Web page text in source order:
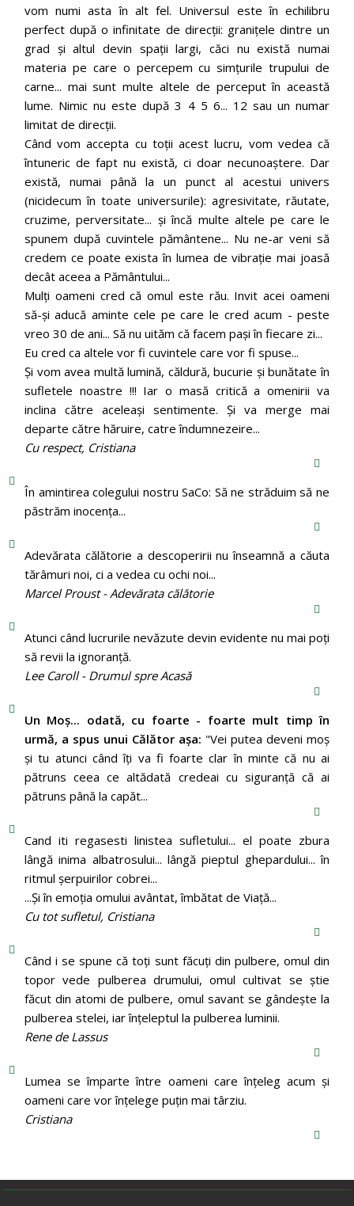
vom numi asta în alt fel. Universul este în echilibru
perfect după o infinitate de direcții: granițele dintre un
grad și altul devin spații largi, căci nu există numai
materia pe care o percepem cu simțurile trupului de
carne... mai sunt multe altele de perceput în această
lume. Nimic nu este după 3 4 5 6... 12 sau un numar
limitat de direcții.
Când vom accepta cu toții acest lucru, vom vedea că
întuneric de fapt nu există, ci doar necunoaștere. Dar
există, numai până la un punct al acestui univers
(nicidecum în toate universurile): agresivitate, răutate,
cruzime, perversitate... și încă multe altele pe care le
spunem după cuvintele pământene... Nu ne-ar veni să
credem ce poate exista în lumea de vibrație mai joasă
decât aceea a Pământului...
Mulți oameni cred că omul este rău. Invit acei oameni
să-și aducă aminte cele pe care le cred acum - peste
vreo 30 de ani... Să nu uităm că facem pași în fiecare zi...
Eu cred ca altele vor fi cuvintele care vor fi spuse...
Și vom avea multă lumină, căldură, bucurie și bunătate în
sufletele noastre !!! Iar o masă critică a omenirii va
inclina către aceleași sentimente. Și va merge mai
departe către hăruire, catre îndumnezeire...
Cu respect, Cristiana
În amintirea colegului nostru SaCo: Să ne străduim să ne
păstrăm inocenţa...
Adevărata călătorie a descoperirii nu înseamnă a căuta
tărâmuri noi, ci a vedea cu ochi noi...
Marcel Proust - Adevărata călătorie
Atunci când lucrurile nevăzute devin evidente nu mai poți
să revii la ignoranță.
Lee Caroll - Drumul spre Acasă
Un Moş... odată, cu foarte - foarte mult timp în
urmă, a spus unui Călător aşa: "Vei putea deveni moş
şi tu atunci când îţi va fi foarte clar în minte că nu ai
pătruns ceea ce altădată credeai cu siguranţă că ai
pătruns până la capăt...
Cand iti regasesti linistea sufletului... el poate zbura
lângă inima albatrosului... lângă pieptul ghepardului... în
ritmul şerpuirilor cobrei...
...Şi în emoţia omului avântat, îmbătat de Viaţă...
Cu tot sufletul, Cristiana
Când i se spune că toți sunt făcuți din pulbere, omul din
topor vede pulberea drumului, omul cultivat se știe
făcut din atomi de pulbere, omul savant se gândește la
pulberea stelei, iar înțeleptul la pulberea luminii.
Rene de Lassus
Lumea se împarte între oameni care înțeleg acum și
oameni care vor înțelege puțin mai târziu.
Cristiana